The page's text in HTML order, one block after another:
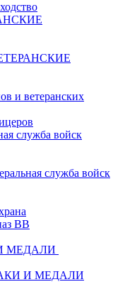
и ветеранских
служба войск
служба войск
ВВ
МЕДАЛИ
И МЕДАЛИ